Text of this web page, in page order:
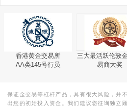
香港黄金交易所
AA类145号行员
三大最活跃伦敦
易商大奖
保证金交易等杠杆产品，具有很大风险，并
出您的初始投入资金。我们建议您征询独立